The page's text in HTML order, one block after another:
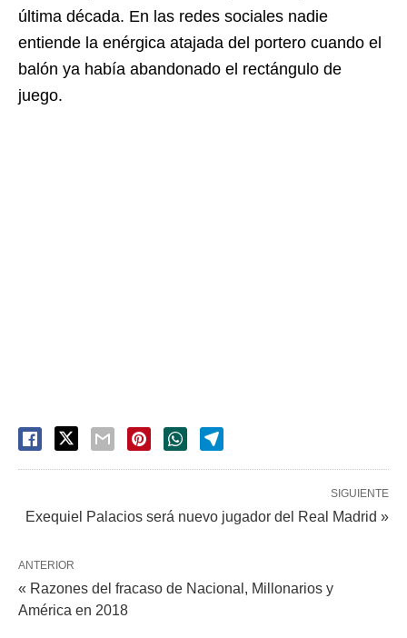
última década. En las redes sociales nadie
entiende la enérgica atajada del portero cuando el
balón ya había abandonado el rectángulo de
juego.
SIGUIENTE
Exequiel Palacios será nuevo jugador del Real Madrid »
ANTERIOR
« Razones del fracaso de Nacional, Millonarios y
América en 2018